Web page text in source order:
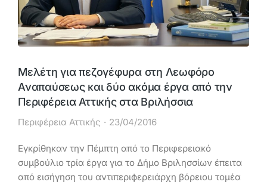
Μελέτη για πεζογέφυρα στη Λεωφόρο
Αναπαύσεως και δύο ακόμα έργα από την
Περιφέρεια Αττικής στα Βριλήσσια
Περιφέρεια Αττικής 23/04/2016
Εγκρίθηκαν την Πέμπτη από το Περιφερειακό
συμβούλιο τρία έργα για το Δήμο Βριλησσίων έπειτα
από εισήγηση του αντιπεριϕερειάρχη βόρειου τομέα